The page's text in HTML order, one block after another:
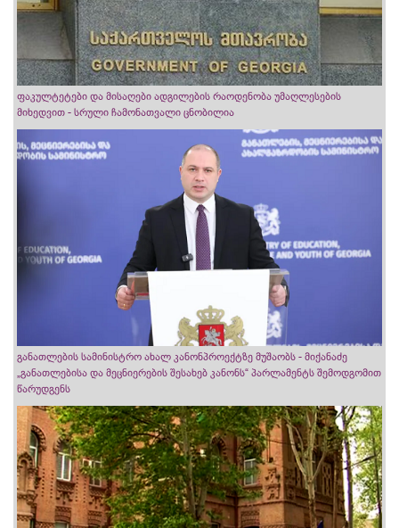
ფაკულტეტები და მისაღები ადგილების რაოდენობა უმაღლესების
მიხედვით - სრული ჩამონათვალი ცნობილია
განათლების სამინისტრო ახალ კანონპროექტზე მუშაობს - მიქანაძე
„განათლებისა და მეცნიერების შესახებ კანონს“ პარლამენტს შემოდგომით
წარუდგენს